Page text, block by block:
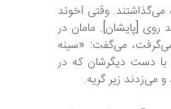
می‌گذاشتند. وقتی آخوند
[پایشان]. مامان در
می‌گفت: «سینه
با دست دیگرشان که در
می‌زدند زیر گریه.